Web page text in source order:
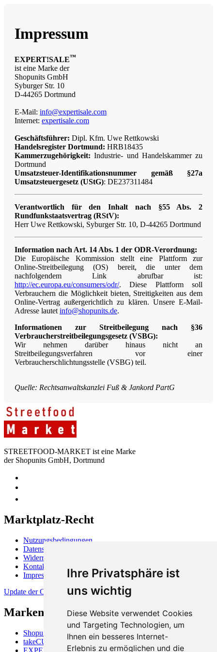
Ihre Privatsphäre ist
uns wichtig
Diese Website verwendet Cookies
und Targeting Technologien, um
Ihnen ein besseres Internet-
Erlebnis zu ermöglichen und die
Impressum
EXPERT!SALE™
ist eine Marke der
Shopunits GmbH
Syburger Str. 10
D-44265 Dortmund
E-Mail: info@expertisale.com
Internet: expertisale.com
Geschäftsführer: Dipl. Kfm. Uwe Rettkowski
Handelsregister Dortmund: HRB18435
Kammerzugehörigkeit: Industrie- und Handelskammer zu
Dortmund
Umsatzsteuer-Identifikationsnummer gemäß §27a
Umsatzsteuergesetz (UStG): DE237311484
Verantwortlich für den Inhalt nach §55 Abs. 2
Rundfunkstaatsvertrag (RStV):
Herr Uwe Rettkowski, Syburger Str. 10, D-44265 Dortmund
Information nach Art. 14 Abs. 1 der ODR-Verordnung:
Die Europäische Kommission stellt eine Plattform zur
Online-Streitbeilegung (OS) bereit, die unter dem
nachfolgendem Link abrufbar ist:
http://ec.europa.eu/consumers/odr/. Diese Plattform soll
Verbrauchern die Möglichkeit bieten, Streitigkeiten aus dem
Online-Vertrag außergerichtlich zu klären. Unsere E-Mail-
Adresse lautet info@shopunits.de.
Informationen zur Streitbeilegung nach §36
Verbraucherstreitbeilegungsgesetz (VSBG):
Wir nehmen darüber hinaus nicht an
Streitbeilegungsverfahren vor einer
Verbraucherschlichtungsstelle (VSBG) teil.
Quelle: Rechtsanwaltskanzlei Fuß & Jankord PartG
STREETFOOD-MARKET ist eine Marke
der Shopunits GmbH, Dortmund
Marktplatz-Recht
Nutzungsbedingungen
Datenschutzerklärung
Widerrufsbelehrung
Kontakt
Impressum
Update der Cookie-Präferenzen
Markenüberblick
Shopunits GmbH
takeCUBE
EXPERTISALE